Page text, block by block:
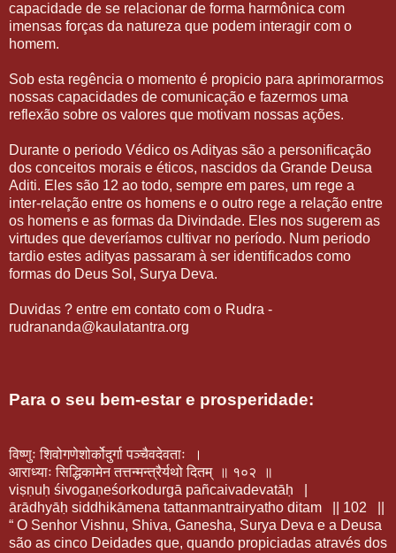
capacidade de se relacionar de forma harmônica com
imensas forças da natureza que podem interagir com o
homem.
Sob esta regência o momento é propicio para aprimorarmos
nossas capacidades de comunicação e fazermos uma
reflexão sobre os valores que motivam nossas ações.
Durante o periodo Védico os Adityas são a personificação
dos conceitos morais e éticos, nascidos da Grande Deusa
Aditi. Eles são 12 ao todo, sempre em pares, um rege a
inter-relação entre os homens e o outro rege a relação entre
os homens e as formas da Divindade. Eles nos sugerem as
virtudes que deveríamos cultivar no período. Num periodo
tardio estes adityas passaram à ser identificados como
formas do Deus Sol, Surya Deva.
Duvidas ? entre em contato com o Rudra -
rudrananda@kaulatantra.org
Para o seu bem-estar e prosperidade:
विष्णुः शिवोगणेशोर्कोदुर्गा पञ्चैवदेवताः ।
आराध्याः सिद्धिकामेन तत्तन्मन्त्रैर्यथो दितम् ॥ १०२ ॥
viṣṇuḥ śivogaṇeśorkodurgā pañcaivadevatāḥ |
ārādhyāḥ siddhikāmena tattanmantrairyatho ditam || 102 ||
“ O Senhor Vishnu, Shiva, Ganesha, Surya Deva e a Deusa
são as cinco Deidades que, quando propiciadas através dos